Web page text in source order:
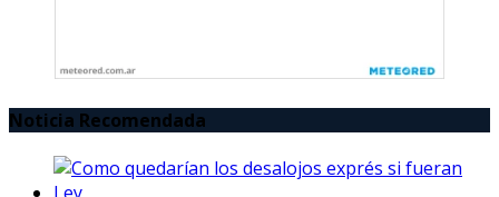
Noticia Recomendada